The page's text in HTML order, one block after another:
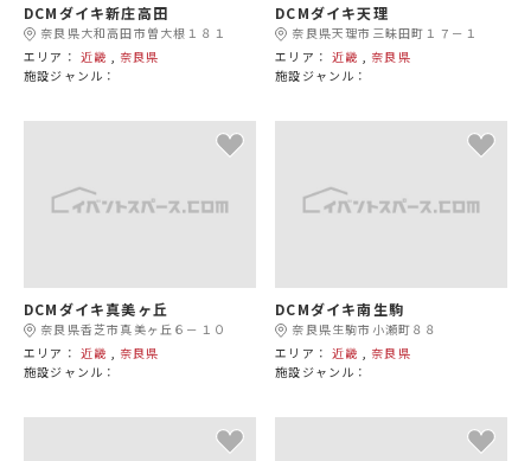
DCMダイキ新庄高田
奈良県大和高田市曽大根１８１
エリア： 近畿
奈良県
施設ジャンル：
DCMダイキ天理
奈良県天理市三昧田町１７－１
エリア：近畿
奈良県
施設ジャンル：
DCMダイキ真美ヶ丘
奈良県香芝市真美ヶ丘６－１０
エリア： 近畿
奈良県
施設ジャンル：
DCMダイキ南生駒
奈良県生駒市小瀬町８８
エリア：近畿
奈良県
施設ジャンル：